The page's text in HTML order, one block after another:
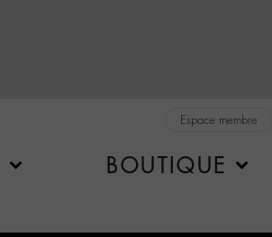
Espace membre
BOUTIQUE